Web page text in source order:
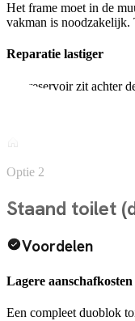
Het frame moet in de
vakman is noodzakelijk.
Reparatie lastiger
Het reservoir zit achter
bedieningspaneel eraf
Optie 2
Staand toilet
Voordelen
Lagere aanschafkosten
Een compleet duoblok